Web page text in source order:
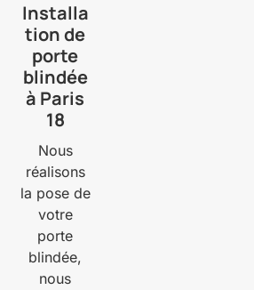
Installa
tion de
porte
blindée
à Paris
18
Nous
réalisons
la pose de
votre
porte
blindée,
nous